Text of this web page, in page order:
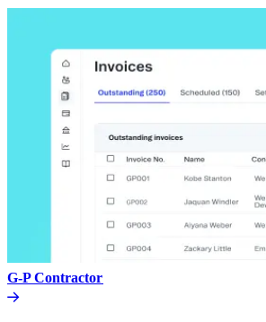
G-P Contractor​​